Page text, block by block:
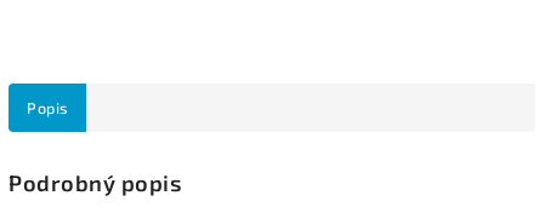
Popis
Podrobný popis